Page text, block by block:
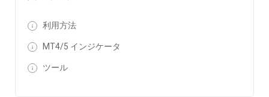
利用方法
MT4/5 インジケータ
ツール